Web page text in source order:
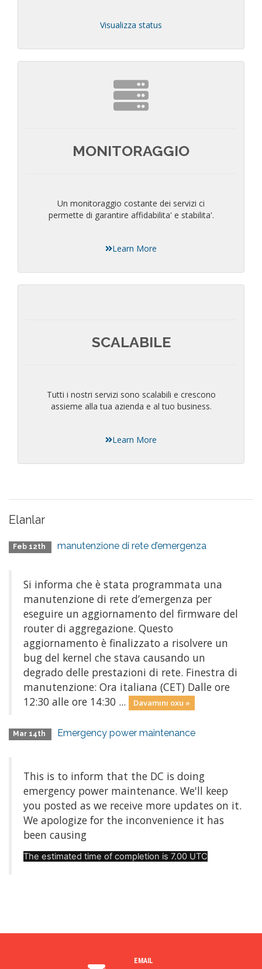
Visualizza status
MONITORAGGIO
Un monitoraggio costante dei servizi ci
permette di garantire affidabilita' e stabilita'.
Learn More
SCALABILE
Tutti i nostri servizi sono scalabili e crescono
assieme alla tua azienda e al tuo business.
Learn More
Elanlar
Feb 12th manutenzione di rete d’emergenza
Si informa che è stata programmata una
manutenzione di rete d’emergenza per
eseguire un aggiornamento del firmware del
router di aggregazione. Questo
aggiornamento è finalizzato a risolvere un
bug del kernel che stava causando un
degrado delle prestazioni di rete. Finestra di
manutenzione: Ora italiana (CET) Dalle ore
12:30 alle ore 14:30 ...
Davamını oxu »
Mar 14th Emergency power maintenance
This is to inform that the DC is doing
emergency power maintenance. We'll keep
you posted as we receive more updates on it.
We apologize for the inconvenience it has
been causing
The estimated time of completion is 7.00 UTC
EMAIL